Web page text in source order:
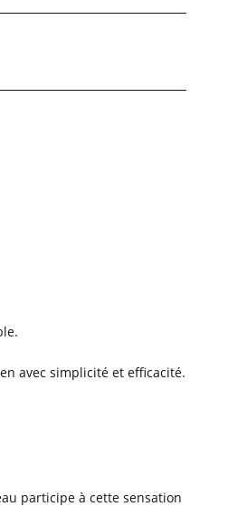
avec simplicité et efficacité.
participe à cette sensation